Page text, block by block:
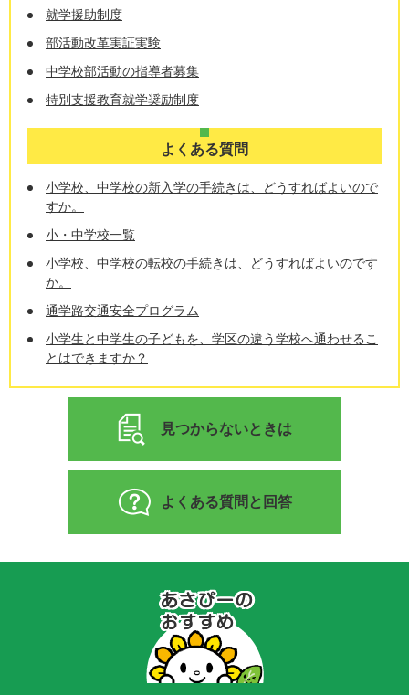
就学援助制度
部活動改革実証実験
中学校部活動の指導者募集
特別支援教育就学奨励制度
よくある質問
小学校、中学校の新入学の手続きは、どうすればよいので
すか。
小・中学校一覧
小学校、中学校の転校の手続きは、どうすればよいのです
か。
通学路交通安全プログラム
小学生と中学生の子どもを、学区の違う学校へ通わせるこ
とはできますか？
見つからないときは
よくある質問と回答
の
お
す